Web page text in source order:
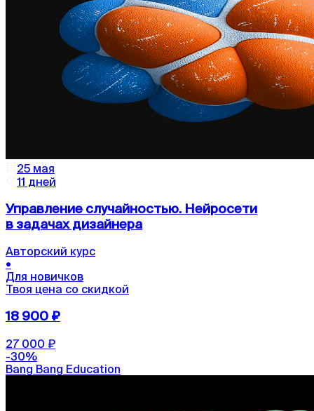
25 мая
11 дней
Управление случайностью. Нейросети
в задачах дизайнера
Авторский курс
•
Для новичков
Твоя цена со скидкой
18 900 ₽
27 000 ₽
-30%
Bang Bang Education